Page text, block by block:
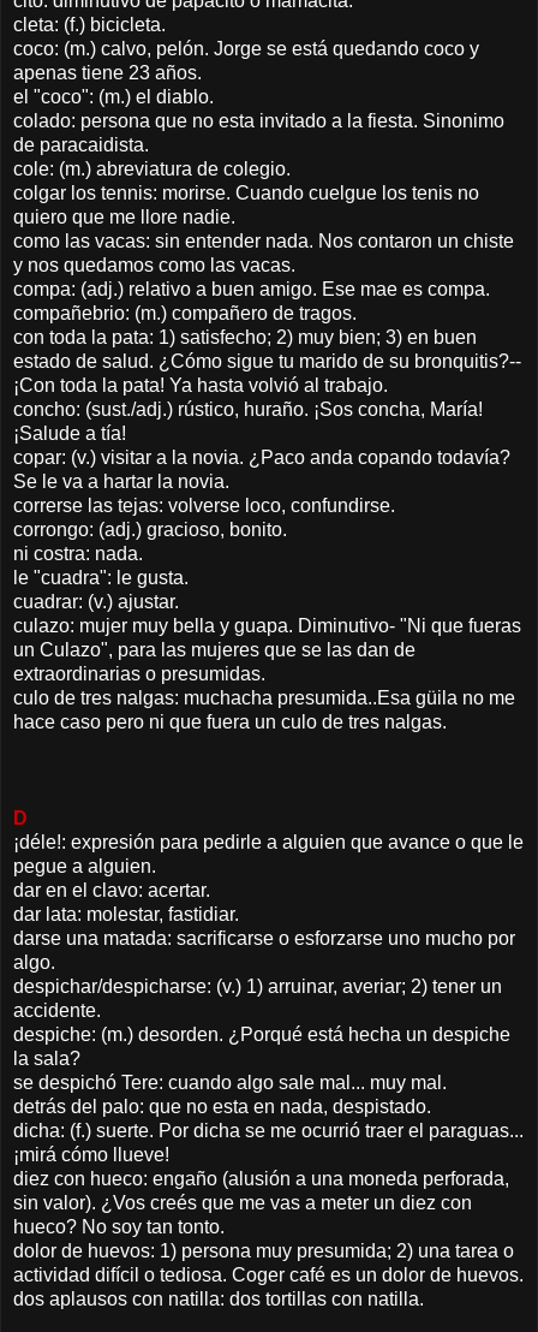
cleta: (f.) bicicleta.
coco: (m.) calvo, pelón. Jorge se está quedando coco y
apenas tiene 23 años.
el "coco": (m.) el diablo.
colado: persona que no esta invitado a la fiesta. Sinonimo
de paracaidista.
cole: (m.) abreviatura de colegio.
colgar los tennis: morirse. Cuando cuelgue los tenis no
quiero que me llore nadie.
como las vacas: sin entender nada. Nos contaron un chiste
y nos quedamos como las vacas.
compa: (adj.) relativo a buen amigo. Ese mae es compa.
compañebrio: (m.) compañero de tragos.
con toda la pata: 1) satisfecho; 2) muy bien; 3) en buen
estado de salud. ¿Cómo sigue tu marido de su bronquitis?--
¡Con toda la pata! Ya hasta volvió al trabajo.
concho: (sust./adj.) rústico, huraño. ¡Sos concha, María!
¡Salude a tía!
copar: (v.) visitar a la novia. ¿Paco anda copando todavía?
Se le va a hartar la novia.
correrse las tejas: volverse loco, confundirse.
corrongo: (adj.) gracioso, bonito.
ni costra: nada.
le "cuadra": le gusta.
cuadrar: (v.) ajustar.
culazo: mujer muy bella y guapa. Diminutivo- "Ni que fueras
un Culazo", para las mujeres que se las dan de
extraordinarias o presumidas.
culo de tres nalgas: muchacha presumida..Esa güila no me
hace caso pero ni que fuera un culo de tres nalgas.
D
¡déle!: expresión para pedirle a alguien que avance o que le
pegue a alguien.
dar en el clavo: acertar.
dar lata: molestar, fastidiar.
darse una matada: sacrificarse o esforzarse uno mucho por
algo.
despichar/despicharse: (v.) 1) arruinar, averiar; 2) tener un
accidente.
despiche: (m.) desorden. ¿Porqué está hecha un despiche
la sala?
se despichó Tere: cuando algo sale mal... muy mal.
detrás del palo: que no esta en nada, despistado.
dicha: (f.) suerte. Por dicha se me ocurrió traer el paraguas...
¡mirá cómo llueve!
diez con hueco: engaño (alusión a una moneda perforada,
sin valor). ¿Vos creés que me vas a meter un diez con
hueco? No soy tan tonto.
dolor de huevos: 1) persona muy presumida; 2) una tarea o
actividad difícil o tediosa. Coger café es un dolor de huevos.
dos aplausos con natilla: dos tortillas con natilla.